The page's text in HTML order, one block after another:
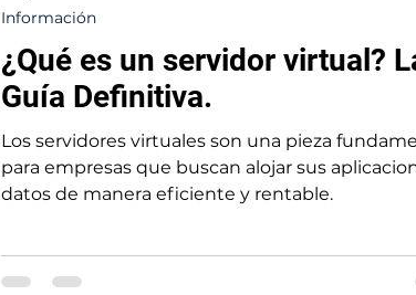
¿Qué es un servidor virtual?
Guía Definitiva.
Los servidores virtuales son una pieza
para empresas que buscan alojar sus
datos de manera eficiente y rentable.
Información